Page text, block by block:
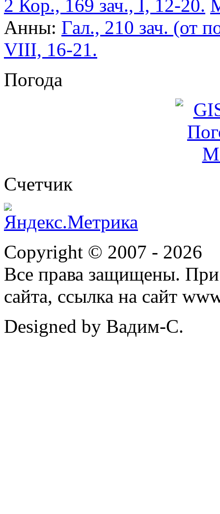
2 Кор., 169 зач., I, 12-20.
Анны: Гал., 210 зач. (от
VIII, 16-21.
Погода
Cчетчик
Copyright © 2007 - 2026
Все права защищены. При
сайта, ссылка на сайт
Designed by Вадим-С.